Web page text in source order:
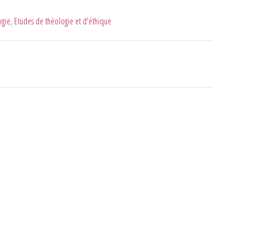
, Etudes de théologie et d'éthique